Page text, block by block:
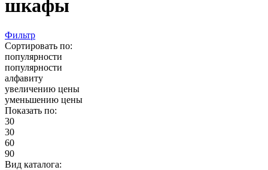
шкафы
Фильтр
Сортировать по:
популярности
популярности
алфавиту
увеличению цены
уменьшению цены
Показать по:
30
30
60
90
Вид каталога: